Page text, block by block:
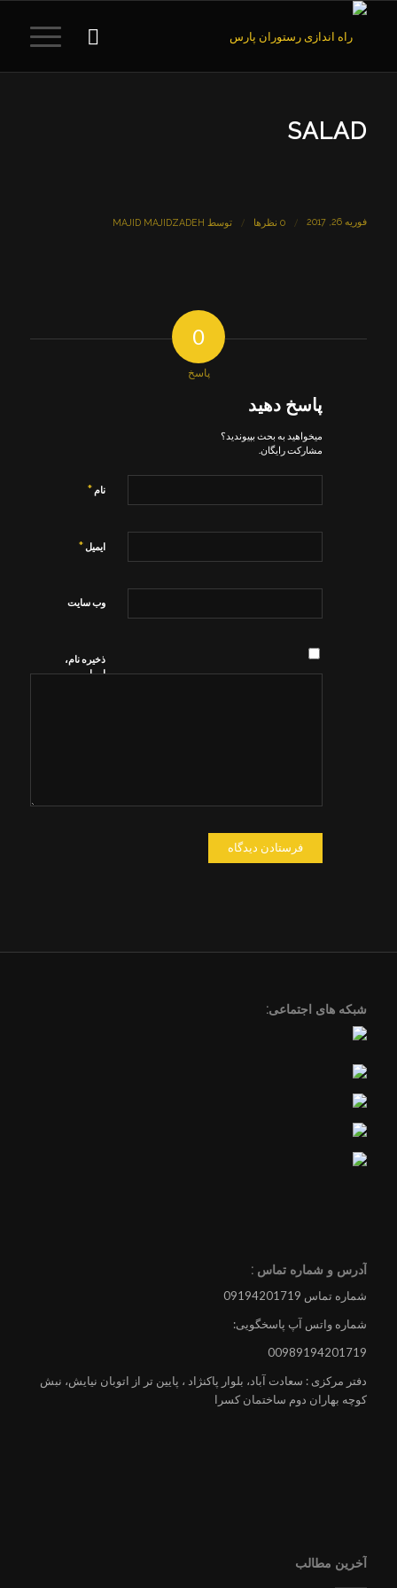
SALAD
فوریه 26, 2017 / 0 نظرها / توسط MAJID MAJIDZADEH
0
پاسخ
پاسخ دهید
میخواهید به بحث بپیوندید؟
مشارکت رایگان.
نام *
ایمیل *
وب‌ سایت
ذخیره نام،
ایمیل و
شبکه های اجتماعی:
آدرس و شماره تماس :
شماره تماس 09194201719
شماره واتس آپ پاسخگویی:
00989194201719
دفتر مرکزی : سعادت آباد، بلوار پاکنژاد ، پایین تر از اتوبان نیایش، نبش
کوچه بهاران دوم ساختمان کسرا
آخرین مطالب